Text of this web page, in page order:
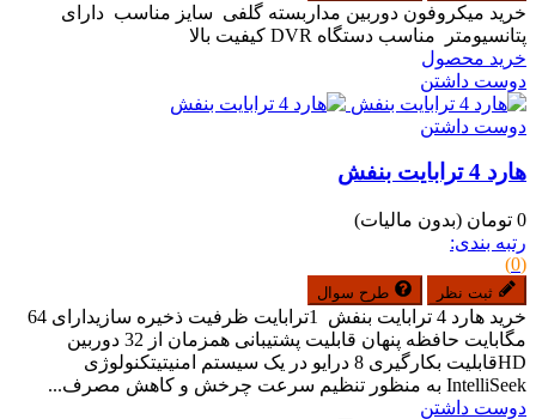
خرید میکروفون دوربین مداربسته گلفی سایز مناسب دارای
پتانسیومتر مناسب دستگاه DVR کیفیت بالا
خرید محصول
دوست داشتن
دوست داشتن
هارد 4 ترابایت بنفش
0 تومان
(بدون مالیات)
رتبه بندی:
(0)
ثبت نظر طرح سوال
خرید هارد 4 ترابایت بنفش 1ترابایت ظرفیت ذخیره سازیدارای 64
مگابایت حافظه پنهان قابلیت پشتیبانی همزمان از 32 دوربین
HDقابلیت بکارگیری 8 درایو در یک سیستم امنیتیتکنولوژی
IntelliSeek به منظور تنظیم سرعت چرخش و کاهش مصرف...
دوست داشتن